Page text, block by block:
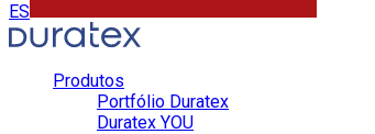
ES
Produtos
Portfólio Duratex
Duratex YOU